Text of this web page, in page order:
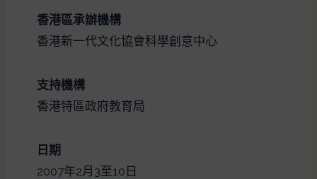
香港區承辦機構
香港新一代文化協會科學創意中心
支持機構
香港特區政府教育局
日期
2007年2月3至10日